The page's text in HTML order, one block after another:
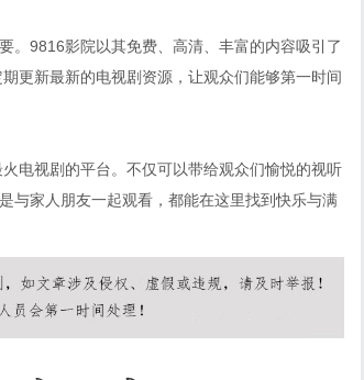
。9816影院以其免费、高清、丰富的内容吸引了
更新最新的电视剧资源，让观众们能够第一时间
电视剧的平台。不仅可以带给观众们愉悦的视听
与家人朋友一起观看，都能在这里找到快乐与满